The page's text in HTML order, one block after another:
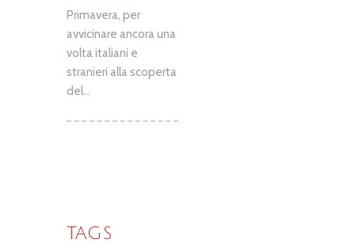
Primavera, per
avvicinare ancora una
volta italiani e
stranieri alla scoperta
del...
TAGS